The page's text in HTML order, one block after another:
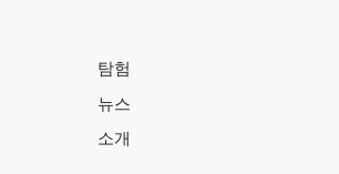
탐험
뉴스
소개